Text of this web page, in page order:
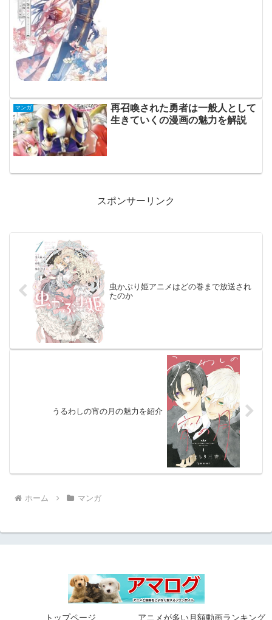
マンガ
再召喚された勇者は一般人として
生きていくの漫画の魅力を解説
スポンサーリンク
虫かぶり姫アニメはどの巻まで放送され
たのか
うるわしの宵の月の魅力を紹介
ホーム マンガ
トップページ アニメが多い月額動画ランキング